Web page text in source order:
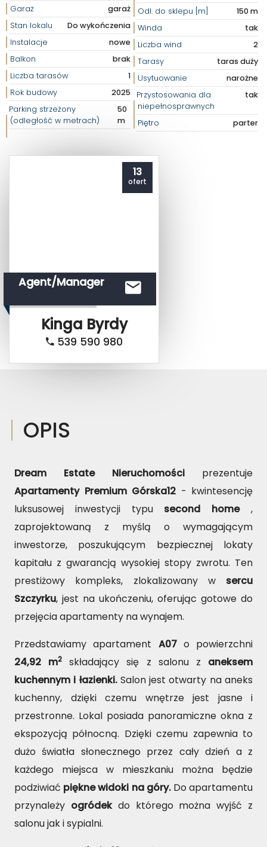
Garaż
garaż
Stan lokalu
Do wykończenia
Instalacje
nowe
Balkon
brak
Liczba tarasów
1
Rok budowy
2025
Parking strzeżony
(odległość w metrach)
50
m
Odl. do sklepu [m]
150 m
Winda
tak
Liczba wind
2
Tarasy
taras duży
Usytuowanie
narożne
Przystosowania dla
niepełnosprawnych
tak
Piętro parter
13
ofert
Agent/Manager
Kinga Byrdy
539 590 980
OPIS
Dream Estate Nieruchomości prezentuje
Apartamenty Premium Górska12 - kwintesencję
luksusowej inwestycji typu second home,
zaprojektowaną z myślą o wymagającym
inwestorze, poszukującym bezpiecznej lokaty
kapitału z gwarancją wysokiej stopy zwrotu. Ten
prestiżowy kompleks, zlokalizowany w sercu
Szczyrku, jest na ukończeniu, oferując gotowe do
przejęcia apartamenty na wynajem.
Przedstawiamy apartament A07o powierzchni
24,92 m2 składający się z salonu z aneksem
kuchennym i łazienki.Salon jest otwarty na aneks
kuchenny, dzięki czemu wnętrze jest jasne i
przestronne. Lokal posiada panoramiczne okna z
ekspozycją północną. Dzięki czemu zapewnia to
dużo światła słonecznego przez cały dzień a z
każdego miejsca w mieszkaniu można będzie
podziwiać piękne widoki na góry.Do apartamentu
przynależy ogródekdo którego można wyjść z
salonu jak i sypialni.